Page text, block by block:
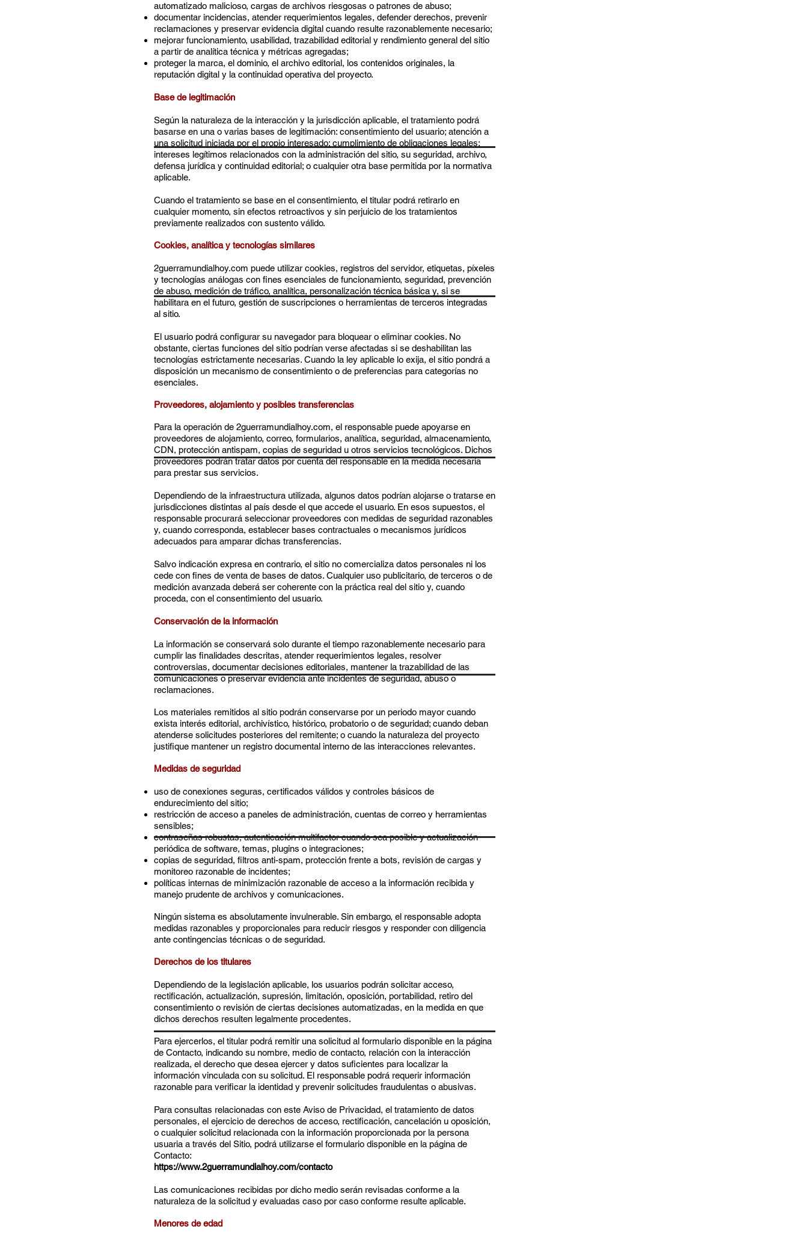
automatizado malicioso, cargas de archivos riesgosas o patrones de abuso;
documentar incidencias, atender requerimientos legales, defender derechos, prevenir
reclamaciones y preservar evidencia digital cuando resulte razonablemente necesario;
mejorar funcionamiento, usabilidad, trazabilidad editorial y rendimiento general del sitio
a partir de analítica técnica y métricas agregadas;
proteger la marca, el dominio, el archivo editorial, los contenidos originales, la
reputación digital y la continuidad operativa del proyecto.
Base de legitimación
Según la naturaleza de la interacción y la jurisdicción aplicable, el tratamiento podrá
basarse en una o varias bases de legitimación: consentimiento del usuario; atención a
una solicitud iniciada por el propio interesado; cumplimiento de obligaciones legales;
intereses legítimos relacionados con la administración del sitio, su seguridad, archivo,
defensa jurídica y continuidad editorial; o cualquier otra base permitida por la normativa
aplicable.
Cuando el tratamiento se base en el consentimiento, el titular podrá retirarlo en
cualquier momento, sin efectos retroactivos y sin perjuicio de los tratamientos
previamente realizados con sustento válido.
Cookies, analítica y tecnologías similares
2guerramundialhoy.com puede utilizar cookies, registros del servidor, etiquetas, píxeles
y tecnologías análogas con fines esenciales de funcionamiento, seguridad, prevención
de abuso, medición de tráfico, analítica, personalización técnica básica y, si se
habilitara en el futuro, gestión de suscripciones o herramientas de terceros integradas
al sitio.
El usuario podrá configurar su navegador para bloquear o eliminar cookies. No
obstante, ciertas funciones del sitio podrían verse afectadas si se deshabilitan las
tecnologías estrictamente necesarias. Cuando la ley aplicable lo exija, el sitio pondrá a
disposición un mecanismo de consentimiento o de preferencias para categorías no
esenciales.
Proveedores, alojamiento y posibles transferencias
Para la operación de 2guerramundialhoy.com, el responsable puede apoyarse en
proveedores de alojamiento, correo, formularios, analítica, seguridad, almacenamiento,
CDN, protección antispam, copias de seguridad u otros servicios tecnológicos. Dichos
proveedores podrán tratar datos por cuenta del responsable en la medida necesaria
para prestar sus servicios.
Dependiendo de la infraestructura utilizada, algunos datos podrían alojarse o tratarse en
jurisdicciones distintas al país desde el que accede el usuario. En esos supuestos, el
responsable procurará seleccionar proveedores con medidas de seguridad razonables
y, cuando corresponda, establecer bases contractuales o mecanismos jurídicos
adecuados para amparar dichas transferencias.
Salvo indicación expresa en contrario, el sitio no comercializa datos personales ni los
cede con fines de venta de bases de datos. Cualquier uso publicitario, de terceros o de
medición avanzada deberá ser coherente con la práctica real del sitio y, cuando
proceda, con el consentimiento del usuario.
Conservación de la información
La información se conservará solo durante el tiempo razonablemente necesario para
cumplir las finalidades descritas, atender requerimientos legales, resolver
controversias, documentar decisiones editoriales, mantener la trazabilidad de las
comunicaciones o preservar evidencia ante incidentes de seguridad, abuso o
reclamaciones.
Los materiales remitidos al sitio podrán conservarse por un periodo mayor cuando
exista interés editorial, archivístico, histórico, probatorio o de seguridad; cuando deban
atenderse solicitudes posteriores del remitente; o cuando la naturaleza del proyecto
justifique mantener un registro documental interno de las interacciones relevantes.
Medidas de seguridad
uso de conexiones seguras, certificados válidos y controles básicos de
endurecimiento del sitio;
restricción de acceso a paneles de administración, cuentas de correo y herramientas
sensibles;
contraseñas robustas, autenticación multifactor cuando sea posible y actualización
periódica de software, temas, plugins o integraciones;
copias de seguridad, filtros anti-spam, protección frente a bots, revisión de cargas y
monitoreo razonable de incidentes;
políticas internas de minimización razonable de acceso a la información recibida y
manejo prudente de archivos y comunicaciones.
Ningún sistema es absolutamente invulnerable. Sin embargo, el responsable adopta
medidas razonables y proporcionales para reducir riesgos y responder con diligencia
ante contingencias técnicas o de seguridad.
Derechos de los titulares
Dependiendo de la legislación aplicable, los usuarios podrán solicitar acceso,
rectificación, actualización, supresión, limitación, oposición, portabilidad, retiro del
consentimiento o revisión de ciertas decisiones automatizadas, en la medida en que
dichos derechos resulten legalmente procedentes.
Para ejercerlos, el titular podrá remitir una solicitud al formulario disponible en la página
de Contacto, indicando su nombre, medio de contacto, relación con la interacción
realizada, el derecho que desea ejercer y datos suficientes para localizar la
información vinculada con su solicitud. El responsable podrá requerir información
razonable para verificar la identidad y prevenir solicitudes fraudulentas o abusivas.
Para consultas relacionadas con este Aviso de Privacidad, el tratamiento de datos
personales, el ejercicio de derechos de acceso, rectificación, cancelación u oposición,
o cualquier solicitud relacionada con la información proporcionada por la persona
usuaria a través del Sitio, podrá utilizarse el formulario disponible en la página de
Contacto:
https://www.2guerramundialhoy.com/contacto
Las comunicaciones recibidas por dicho medio serán revisadas conforme a la
naturaleza de la solicitud y evaluadas caso por caso conforme resulte aplicable.
Menores de edad